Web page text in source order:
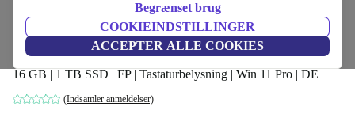
Begrænset brug
COOKIEINDSTILLINGER
ACCEPTER ALLE COOKIES
Bærbare computere Acer, bærbare computere
Acer Spin 3 SP314-55N | i7-1255U | 14"
16 GB | 1 TB SSD | FP | Tastaturbelysning | Win 11 Pro | DE
(Indsamler anmeldelser)